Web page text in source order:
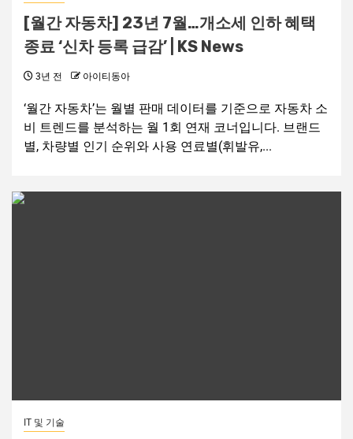
[월간 자동차] 23년 7월…개소세 인하 혜택
종료 ‘신차 등록 급감’ | KS News
3년 전 아이티동아
‘월간 자동차’는 월별 판매 데이터를 기준으로 자동차 소
비 트렌드를 분석하는 월 1회 연재 코너입니다. 브랜드
별, 차량별 인기 순위와 사용 연료별(휘발유,...
IT 및 기술